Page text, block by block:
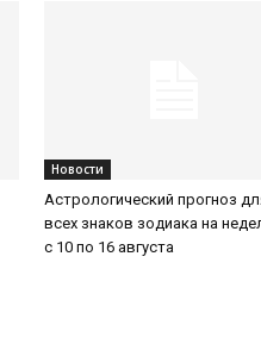
Новости
Астрологический прогноз
всех знаков зодиака на
с 10 по 16 августа